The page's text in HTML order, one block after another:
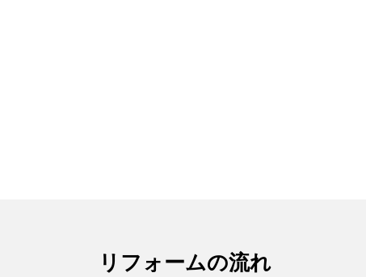
リフォームの流れ